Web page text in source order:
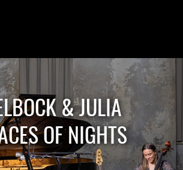
& JULIA
OF NIGHTS